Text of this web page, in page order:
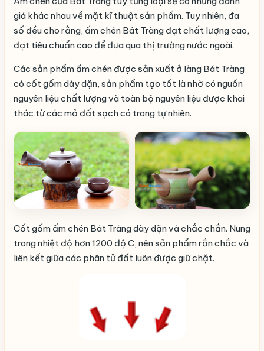
giá khác nhau về mặt kĩ thuật sản phẩm. Tuy nhiên, đa
số đều cho rằng, ấm chén Bát Tràng đạt chất lượng cao,
đạt tiêu chuẩn cao để đưa qua thị trường nước ngoài.
Các sản phẩm ấm chén được sản xuất ở làng Bát Tràng
có cốt gốm dày dặn, sản phẩm tạo tốt là nhờ có nguồn
nguyên liệu chất lượng và toàn bộ nguyên liệu được khai
thác từ các mỏ đất sạch có trong tự nhiên.
Cốt gốm ấm chén Bát Tràng dày dặn và chắc chắn. Nung
trong nhiệt độ hơn 1200 độ C, nên sản phẩm rắn chắc và
liên kết giữa các phân tử đất luôn được giữ chặt.